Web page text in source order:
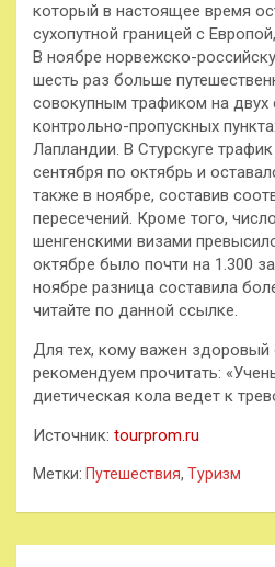
который в настоящее время
сухопутной границей с
В ноябре норвежско-
шесть раз больше
совокупным трафиком на двух
контрольно-пропускных
Лапландии. В Стурскуге
сентября по октябрь и
также в ноябре, составив
пересечений. Кроме того,
шенгенскими визами
октябре было почти на 1.300
ноябре разница составила
читайте по данной ссылке.
Для тех, кому важен здоровый
рекомендуем прочитать:
диетическая кола ведет к
Источник: tourprom.ru
Метки: Путешествия, Туризм